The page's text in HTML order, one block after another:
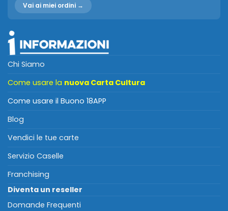
Vai ai miei ordini →
Chi Siamo
Come usare la nuova Carta Cultura
Come usare il Buono 18APP
Blog
Vendici le tue carte
Servizio Caselle
Franchising
Diventa un reseller
Domande Frequenti